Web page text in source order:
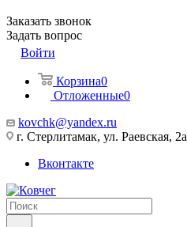
Заказать звонок
Задать вопрос
Войти
Корзина0
Отложенные0
kovchk@yandex.ru
г. Стерлитамак, ул. Раевская, 2а
Вконтакте